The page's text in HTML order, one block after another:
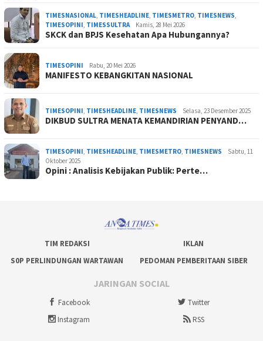
TIMESNASIONAL, TIMESHEADLINE, TIMESMETRO, TIMESNEWS,
TIMESOPINI, TIMESSULTRA Kamis, 28 Mei 2026
SKCK dan BPJS Kesehatan Apa Hubungannya?
TIMESOPINI Rabu, 20 Mei 2026
MANIFESTO KEBANGKITAN NASIONAL
TIMESOPINI, TIMESHEADLINE, TIMESNEWS Selasa, 23 Desember 2025
DIKBUD SULTRA MENATA KEMANDIRIAN PENYAND…
TIMESOPINI, TIMESHEADLINE, TIMESMETRO, TIMESNEWS
Sabtu, 11
Oktober 2025
Opini : Analisis Kebijakan Publik: Perte…
TIM REDAKSI
IKLAN
S0P PERLINDUNGAN WARTAWAN
PEDOMAN PEMBERITAAN SIBER
JARINGAN SOCIAL
Facebook
Twitter
Instagram
RSS